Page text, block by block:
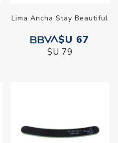
Lima Ancha Stay Beautiful
$U 67
$U 79